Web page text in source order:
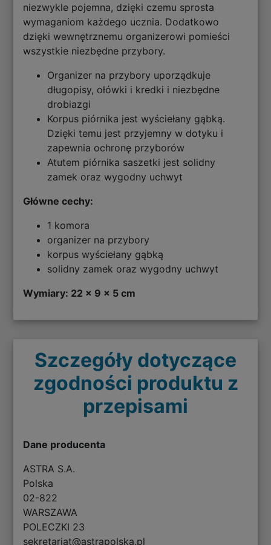
niezwykle pojemna, dzięki czemu sprosta
wymaganiom każdego ucznia. Dodatkowo
dzięki wewnętrznemu organizerowi pomieści
wszystkie niezbędne przybory.
Organizer na przybory uporządkuje
długopisy, ołówki i kredki i niezbędne
drobiazgi
Korpus piórnika jest wyściełany gąbką.
Dzięki temu jest przyjemny w dotyku i
zapewnia ochronę przyborów
Atutem piórnika saszetki jest solidny
zamek oraz wygodny uchwyt
Główne cechy:
1 komora
organizer na przybory
korpus wyściełany gąbką
solidny zamek oraz wygodny uchwyt
Wymiary: 22 x 9 x 5 cm
Szczegóły dotyczące
zgodności produktu z
przepisami
Dane producenta
ASTRA S.A.
Polska
02-822
WARSZAWA
POLECZKI 23
sekretariat@astrapolska.pl